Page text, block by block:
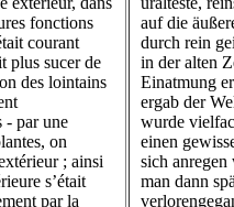
fonctions
courant
plus sucer de
des lointains
- par une
on
; ainsi
s’était
par la
auf die
durch rein
in der alten
Einatmung
ergab der
wurde
einen
sich anregen
man dann